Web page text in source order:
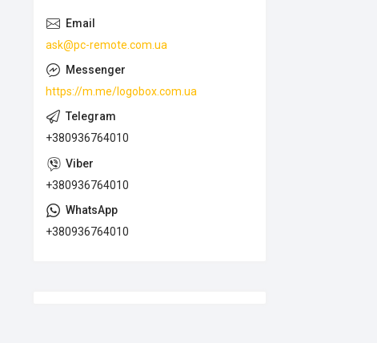
ask@pc-remote.com.ua
https://m.me/logobox.com.ua
+380936764010
+380936764010
+380936764010